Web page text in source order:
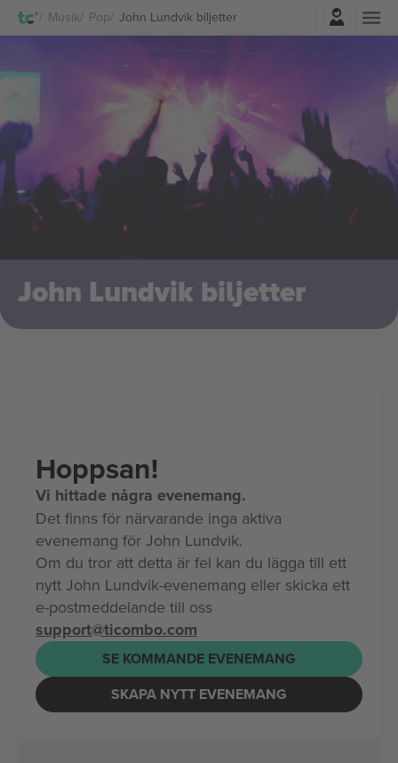
Musik Pop John Lundvik biljetterLogga in
John Lundvik biljetter
Hoppsan!
Vi hittade några evenemang.
Det finns för närvarande inga aktiva
evenemang för John Lundvik.
Om du tror att detta är fel kan du lägga till ett
nytt John Lundvik-evenemang eller skicka ett
e-postmeddelande till oss
support@ticombo.com
SE KOMMANDE EVENEMANG
SKAPA NYTT EVENEMANG